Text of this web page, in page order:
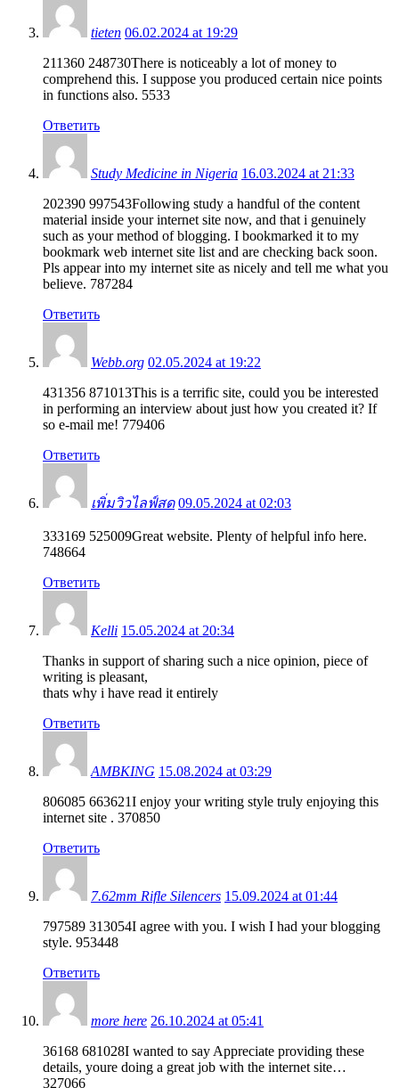
tieten 06.02.2024 at 19:29
211360 248730There is noticeably a lot of money to
comprehend this. I suppose you produced certain nice points
in functions also. 5533
Ответить
Study Medicine in Nigeria 16.03.2024 at 21:33
202390 997543Following study a handful of the content
material inside your internet site now, and that i genuinely
such as your method of blogging. I bookmarked it to my
bookmark web internet site list and are checking back soon.
Pls appear into my internet site as nicely and tell me what you
believe. 787284
Ответить
Webb.org 02.05.2024 at 19:22
431356 871013This is a terrific site, could you be interested
in performing an interview about just how you created it? If
so e-mail me! 779406
Ответить
เพิ่มวิวไลฟ์สด 09.05.2024 at 02:03
333169 525009Great website. Plenty of helpful info here.
748664
Ответить
Kelli 15.05.2024 at 20:34
Thanks in support of sharing such a nice opinion, piece of
writing is pleasant,
thats why i have read it entirely
Ответить
AMBKING 15.08.2024 at 03:29
806085 663621I enjoy your writing style truly enjoying this
internet site . 370850
Ответить
7.62mm Rifle Silencers 15.09.2024 at 01:44
797589 313054I agree with you. I wish I had your blogging
style. 953448
Ответить
more here 26.10.2024 at 05:41
36168 681028I wanted to say Appreciate providing these
details, youre doing a great job with the internet site…
327066